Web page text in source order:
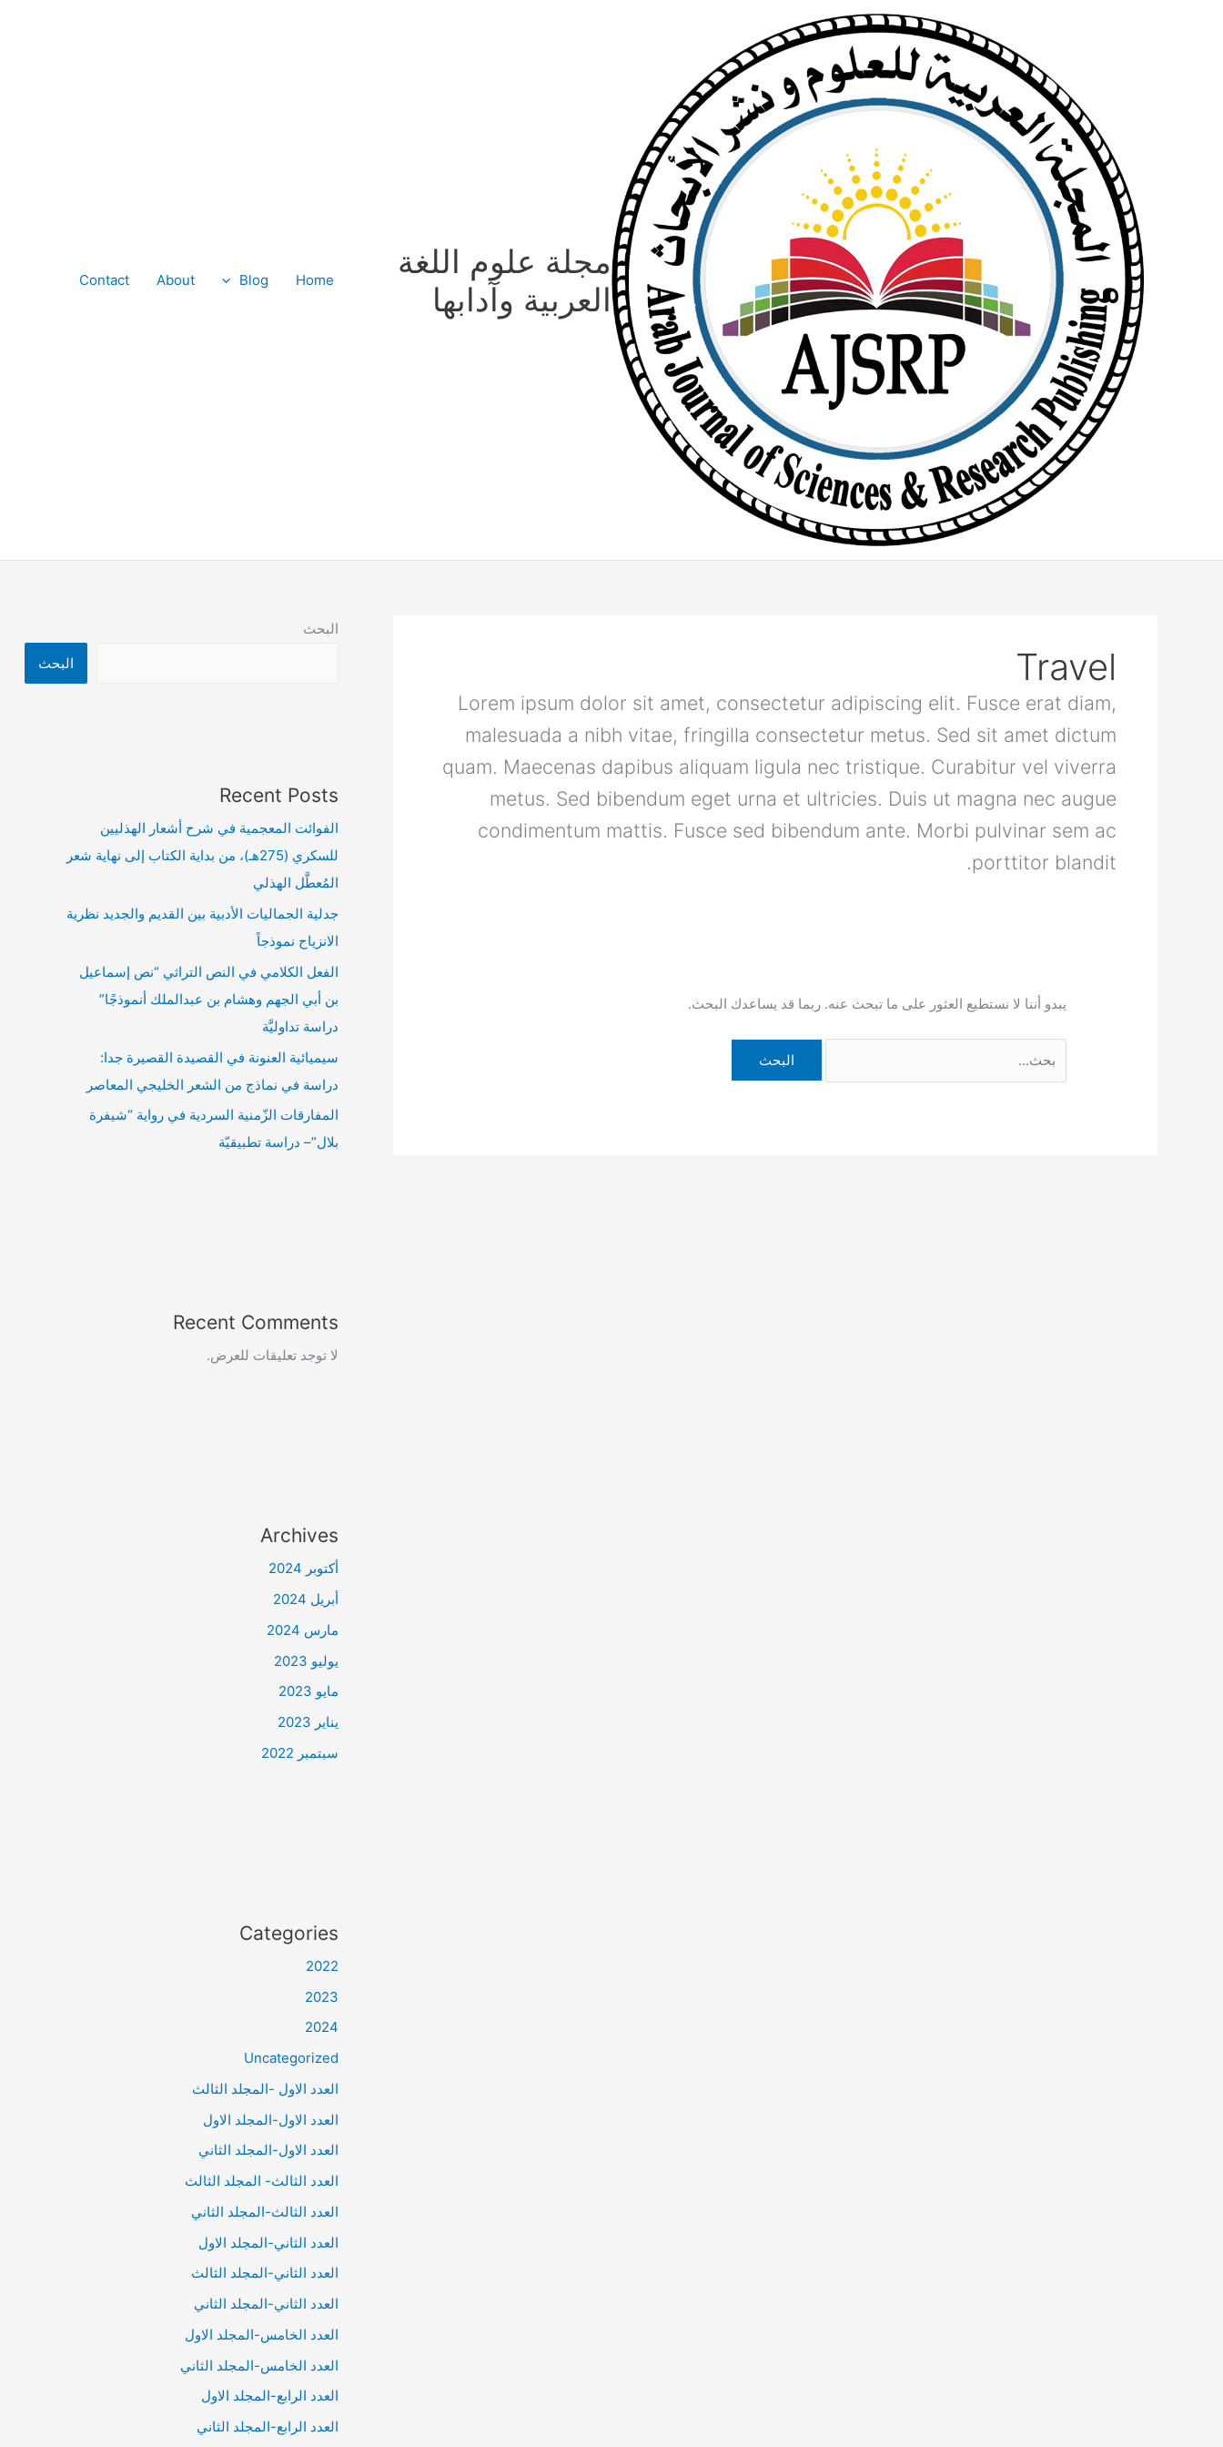
مجلة علوم اللغة
العربية وآدابها
Home
Blog
About
Contact
Travel
Lorem ipsum dolor sit amet, consectetur adipiscing elit. Fusce erat diam,
malesuada a nibh vitae, fringilla consectetur metus. Sed sit amet dictum
quam. Maecenas dapibus aliquam ligula nec tristique. Curabitur vel viverra
metus. Sed bibendum eget urna et ultricies. Duis ut magna nec augue
condimentum mattis. Fusce sed bibendum ante. Morbi pulvinar sem ac
porttitor blandit.
يبدو أننا لا نستطيع العثور على ما تبحث عنه. ربما قد يساعدك البحث.
البحث
البحث
Recent Posts
الفوائت المعجمية في شرح أشعار الهذليين
للسكري (275هـ)، من بداية الكتاب إلى نهاية شعر
المُعطَّل الهذلي
جدلية الجماليات الأدبية بين القديم والجديد نظرية
الانزياح نموذجاً
الفعل الكلامي في النص التراثي “نص إسماعيل
بن أبي الجهم وهشام بن عبدالملك أنموذجًا”
دراسة تداوليَّة
سيميائية العنونة في القصيدة القصيرة جدا:
دراسة في نماذج من الشعر الخليجي المعاصر
المفارقات الزّمنية السردية في رواية “شيفرة
بلال”– دراسة تطبيقيّة
Recent Comments
لا توجد تعليقات للعرض.
Archives
أكتوبر 2024
أبريل 2024
مارس 2024
يوليو 2023
مايو 2023
يناير 2023
سبتمبر 2022
Categories
2022
2023
2024
Uncategorized
العدد الاول -المجلد الثالث
العدد الاول-المجلد الاول
العدد الاول-المجلد الثاني
العدد الثالث- المجلد الثالث
العدد الثالث-المجلد الثاني
العدد الثاني-المجلد الاول
العدد الثاني-المجلد الثالث
العدد الثاني-المجلد الثاني
العدد الخامس-المجلد الاول
العدد الخامس-المجلد الثاني
العدد الرابع-المجلد الاول
العدد الرابع-المجلد الثاني